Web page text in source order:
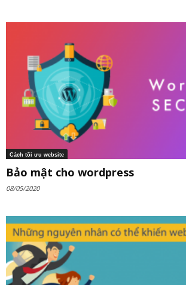
Cách tối ưu website
Bảo mật cho wordpress
08/05/2020